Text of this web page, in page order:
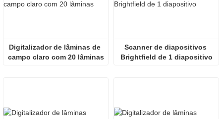
Digitalizador de lâminas de
campo claro com 20 lâminas
Scanner de diapositivos
Brightfield de 1 diapositivo